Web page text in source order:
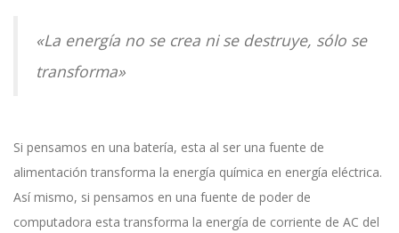
«La energía no se crea ni se destruye, sólo se
transforma»
Si pensamos en una batería, esta al ser una fuente de
alimentación transforma la energía química en energía eléctrica.
Así mismo, si pensamos en una fuente de poder de
computadora esta transforma la energía de corriente de AC del